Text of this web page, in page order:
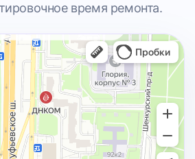
время ремонта.